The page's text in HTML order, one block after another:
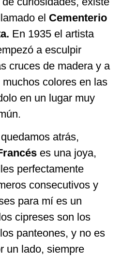
el Cementerio
En 1935 el artista
a esculpir
cruces de madera y a
colores en las
en un lugar muy
atrás,
es una joya,
perfectamente
consecutivos y
para mí es un
cipreses son los
panteones, y no es
un lado, siempre